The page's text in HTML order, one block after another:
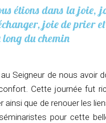
étions dans la joie,
joie de prier
long du chemin
Seigneur de nous avoir
Cette journée fut
ainsi que de renouer les
pour cette